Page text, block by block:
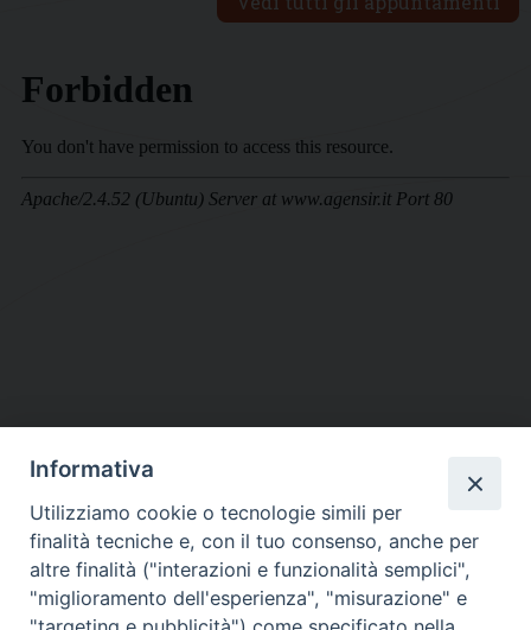
DIOCESI SUBURBICARIA DI ALBANO
Contatti:Tel.: 06.93268401 - Fax.: 06.9323844
E-mail:curia@diocesidialbano.it
Orari: dal Lunedì al Venerdì Ore: 9:00 - 13:00
Informativa
Utilizziamo cookie o tecnologie simili per
finalità tecniche e, con il tuo consenso, anche per
altre finalità ("interazioni e funzionalità semplici",
"miglioramento dell'esperienza", "misurazione" e